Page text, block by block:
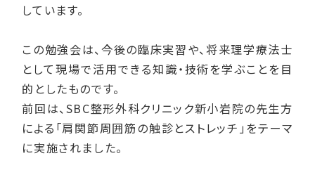
しています。
この勉強会は、今後の臨床実習や、将来理学療法士
として現場で活用できる知識・技術を学ぶことを目
的としたものです。
前回は、SBC整形外科クリニック新小岩院の先生方
による「肩関節周囲筋の触診とストレッチ」をテーマ
に実施されました。